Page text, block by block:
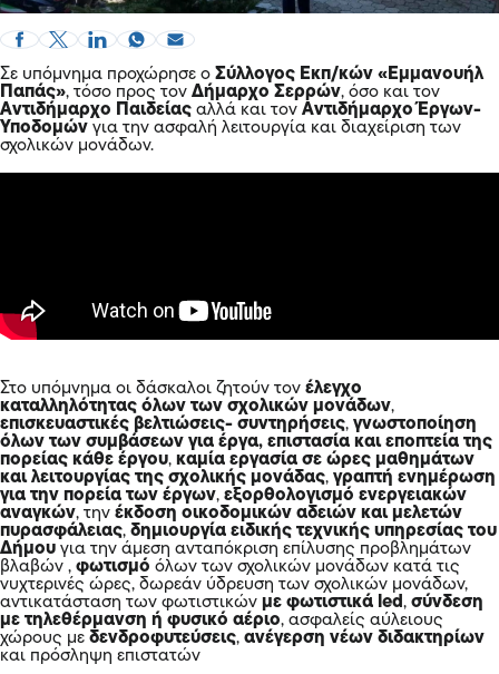
Σε υπόμνημα προχώρησε ο Σύλλογος Εκπ/κών «Εμμανουήλ
Παπάς», τόσο προς τον Δήμαρχο Σερρών, όσο και τον
Αντιδήμαρχο Παιδείας αλλά και τον Αντιδήμαρχο Έργων-
Υποδομών για την ασφαλή λειτουργία και διαχείριση των
σχολικών μονάδων.
Στο υπόμνημα οι δάσκαλοι ζητούν τον έλεγχο
καταλληλότητας όλων των σχολικών μονάδων,
επισκευαστικές βελτιώσεις- συντηρήσεις, γνωστοποίηση
όλων των συμβάσεων για έργα, επιστασία και εποπτεία της
πορείας κάθε έργου, καμία εργασία σε ώρες μαθημάτων
και λειτουργίας της σχολικής μονάδας, γραπτή ενημέρωση
για την πορεία των έργων, εξορθολογισμό ενεργειακών
αναγκών, την έκδοση οικοδομικών αδειών και μελετών
πυρασφάλειας, δημιουργία ειδικής τεχνικής υπηρεσίας του
Δήμου για την άμεση ανταπόκριση επίλυσης προβλημάτων
βλαβών , φωτισμό όλων των σχολικών μονάδων κατά τις
νυχτερινές ώρες, δωρεάν ύδρευση των σχολικών μονάδων,
αντικατάσταση των φωτιστικών με φωτιστικά led, σύνδεση
με τηλεθέρμανση ή φυσικό αέριο, ασφαλείς αύλειους
χώρους με δενδροφυτεύσεις, ανέγερση νέων διδακτηρίων
και πρόσληψη επιστατών